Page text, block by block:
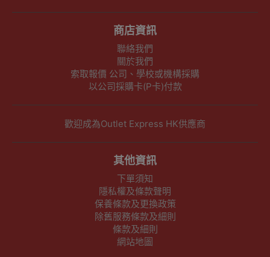
商店資訊
聯絡我們
關於我們
索取報價 公司、學校或機構採購
以公司採購卡(P卡)付款
歡迎成為Outlet Express HK供應商
其他資訊
下單須知
隱私權及條款聲明
保養條款及更換政策
除舊服務條款及細則
條款及細則
網站地圖